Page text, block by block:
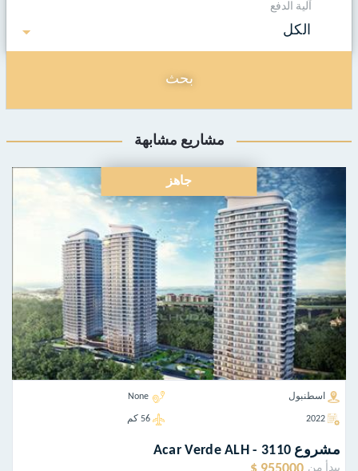
آلية الدفع
الكل
بحث
مشاريع مشابهة
جاهز
اسطنبول None
2022 56 كم
مشروع Acar Verde ALH - 3110
يبدأ من